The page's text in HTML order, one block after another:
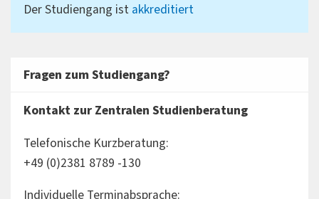
Der Studiengang ist akkreditiert
Fragen zum Studiengang?
Kontakt zur Zentralen Studienberatung
Telefonische Kurzberatung:
+49 (0)2381 8789 -130
Individuelle Terminabsprache: